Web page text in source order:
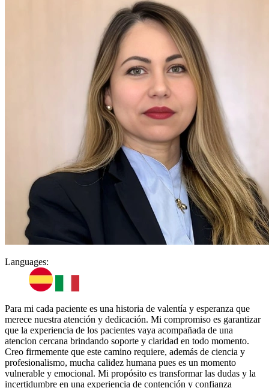
Languages:
Para mi cada paciente es una historia de valentía y esperanza que
merece nuestra atención y dedicación. Mi compromiso es garantizar
que la experiencia de los pacientes vaya acompañada de una
atencion cercana brindando soporte y claridad en todo momento.
Creo firmemente que este camino requiere, además de ciencia y
profesionalismo, mucha calidez humana pues es un momento
vulnerable y emocional. Mi propósito es transformar las dudas y la
incertidumbre en una experiencia de contención y confianza